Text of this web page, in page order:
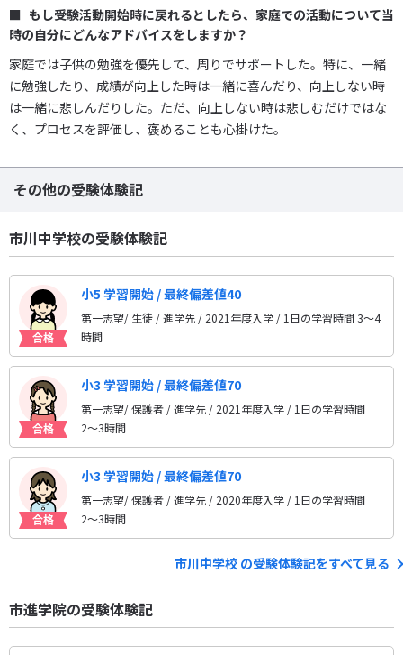
もし受験活動開始時に戻れるとしたら、家庭での活動について当
時の自分にどんなアドバイスをしますか？
家庭では子供の勉強を優先して、周りでサポートした。特に、一緒
に勉強したり、成績が向上した時は一緒に喜んだり、向上しない時
は一緒に悲しんだりした。ただ、向上しない時は悲しむだけではな
く、プロセスを評価し、褒めることも心掛けた。
その他の受験体験記
市川中学校の受験体験記
小5 学習開始 / 最終偏差値40
第一志望/ 生徒 / 進学先/ 2021年度入学 / 1日の学習時間 3〜4
時間
小3 学習開始 / 最終偏差値70
第一志望/ 保護者 / 進学先/ 2021年度入学 / 1日の学習時間
2〜3時間
小3 学習開始 / 最終偏差値70
第一志望/ 保護者 / 進学先/ 2020年度入学 / 1日の学習時間
2〜3時間
市川中学校 の受験体験記をすべて見る
市進学院の受験体験記